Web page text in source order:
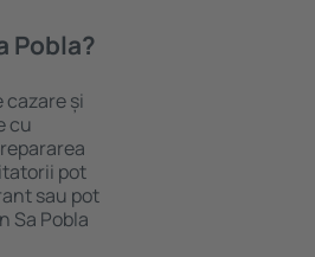
Pobla?
cazare și
cu
pot
sau pot
Sa Pobla